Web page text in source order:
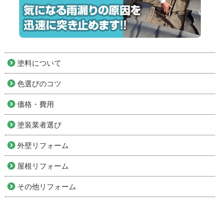
塗料について
色選びのコツ
価格・費用
塗装業者選び
外壁リフォーム
屋根リフォーム
その他リフォーム